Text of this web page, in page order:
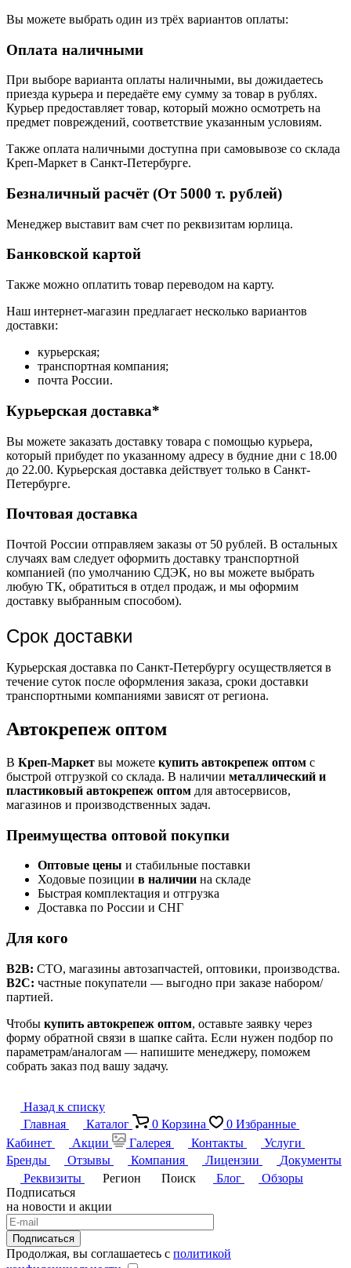
Вы можете выбрать один из трёх вариантов оплаты:
Оплата наличными
При выборе варианта оплаты наличными, вы дожидаетесь
приезда курьера и передаёте ему сумму за товар в рублях.
Курьер предоставляет товар, который можно осмотреть на
предмет повреждений, соответствие указанным условиям.
Также оплата наличными доступна при самовывозе со склада
Креп-Маркет в Санкт-Петербурге.
Безналичный расчёт (От 5000 т. рублей)
Менеджер выставит вам счет по реквизитам юрлица.
Банковской картой
Также можно оплатить товар переводом на карту.
Наш интернет-магазин предлагает несколько вариантов
доставки:
курьерская;
транспортная компания;
почта России.
Курьерская доставка*
Вы можете заказать доставку товара с помощью курьера,
который прибудет по указанному адресу в будние дни с 18.00
до 22.00. Курьерская доставка действует только в Санкт-
Петербурге.
Почтовая доставка
Почтой России отправляем заказы от 50 рублей. В остальных
случаях вам следует оформить доставку транспортной
компанией (по умолчанию СДЭК, но вы можете выбрать
любую ТК, обратиться в отдел продаж, и мы оформим
доставку выбранным способом).
Срок доставки
Курьерская доставка по Санкт-Петербургу осуществляется в
течение суток после оформления заказа, сроки доставки
транспортными компаниями зависят от региона.
Автокрепеж оптом
В Креп-Маркет вы можете купить автокрепеж оптом с
быстрой отгрузкой со склада. В наличии металлический и
пластиковый автокрепеж оптом для автосервисов,
магазинов и производственных задач.
Преимущества оптовой покупки
Оптовые цены и стабильные поставки
Ходовые позиции в наличии на складе
Быстрая комплектация и отгрузка
Доставка по России и СНГ
Для кого
B2B: СТО, магазины автозапчастей, оптовики, производства.
B2C: частные покупатели — выгодно при заказе набором/
партией.
Чтобы купить автокрепеж оптом, оставьте заявку через
форму обратной связи в шапке сайта. Если нужен подбор по
параметрам/аналогам — напишите менеджеру, поможем
собрать заказ под вашу задачу.
Назад к списку
Главная
Каталог 0 Корзина 0 Избранные
Кабинет
Акции Галерея Контакты
Услуги
Бренды
Отзывы Компания Лицензии
Документы
Реквизиты
Регион Поиск Блог
Обзоры
Подписаться
на новости и акции
Подписаться
Продолжая, вы соглашаетесь с политикой